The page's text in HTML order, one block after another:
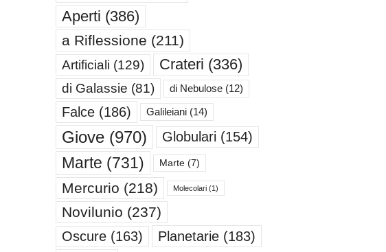
Aperti (386)
a Riflessione (211)
Artificiali (129) Crateri (336)
di Galassie (81) di Nebulose(12)
Falce(186) Galileiani(14)
Giove(970) Globulari (154)
Marte (731) Marte(7)
Mercurio (218) Molecolari(1)
Novilunio (237)
Oscure(163) Planetarie(183)